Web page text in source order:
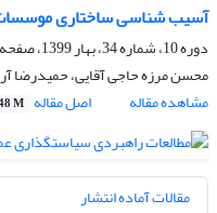
آسیب شناسی ساختاری موسسات
دوره 10، شماره 34، بهار 1399، صفحه
محسن مرزه حاجی آقایی، حمیدرضا
مشاهده مقاله
اصل مقاله M
مقالات آماده انتشار